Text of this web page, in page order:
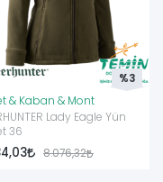
& Kaban & Mont
Lady Eagle Yün
36
8.076,32
%3